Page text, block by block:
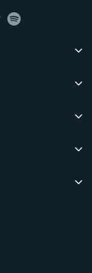
des
chambre
installer
tels que
contribuer